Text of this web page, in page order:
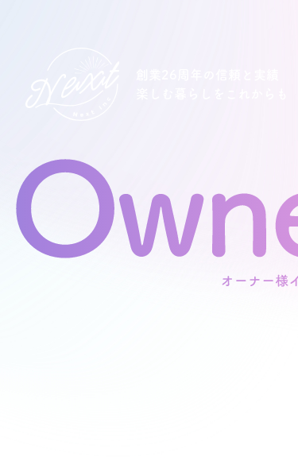
住宅商品
イベント